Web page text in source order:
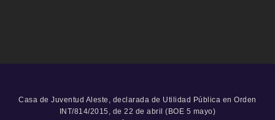
Casa de Juventud Aleste, declarada de Utilidad Pública en Orden
INT/814/2015, de 22 de abril (BOE 5 mayo)